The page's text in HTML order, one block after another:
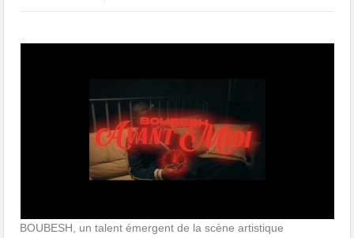
BOUBESH, un talent émergent de la scène artistique